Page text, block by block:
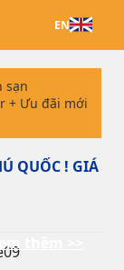
EN
sạn
+ Ưu đãi mới
QUỐC ! GIÁ
thêm >>